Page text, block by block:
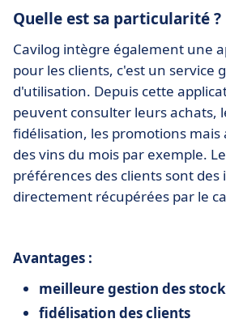
Quelle est sa particularité ?
Cavilog intègre également une
pour les clients, c'est un service
d'utilisation. Depuis cette
peuvent consulter leurs achats,
fidélisation, les promotions mais
des vins du mois par exemple.
préférences des clients sont
directement récupérées par le
Avantages :
meilleure gestion des
fidélisation des clients